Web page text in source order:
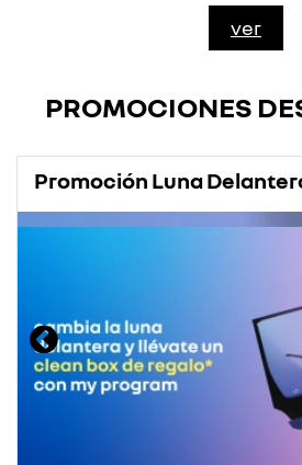
ver
PROMOCIONES
Promoción Luna